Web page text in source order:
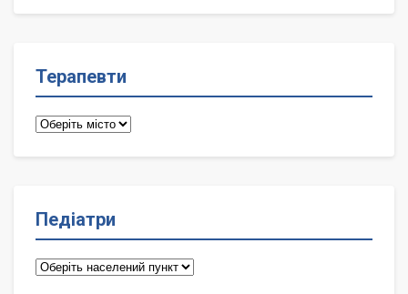
Терапевти
Терапевти
Педіатри
Педіатри